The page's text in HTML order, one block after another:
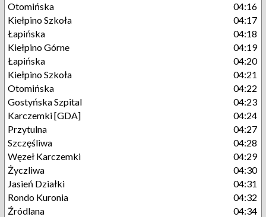
Otomińska
04:16
Kiełpino Szkoła
04:17
Łapińska
04:18
Kiełpino Górne
04:19
Łapińska
04:20
Kiełpino Szkoła
04:21
Otomińska
04:22
Gostyńska Szpital
04:23
Karczemki [GDA]
04:24
Przytulna
04:27
Szczęśliwa
04:28
Węzeł Karczemki
04:29
Życzliwa
04:30
Jasień Działki
04:31
Rondo Kuronia
04:32
Źródlana
04:34